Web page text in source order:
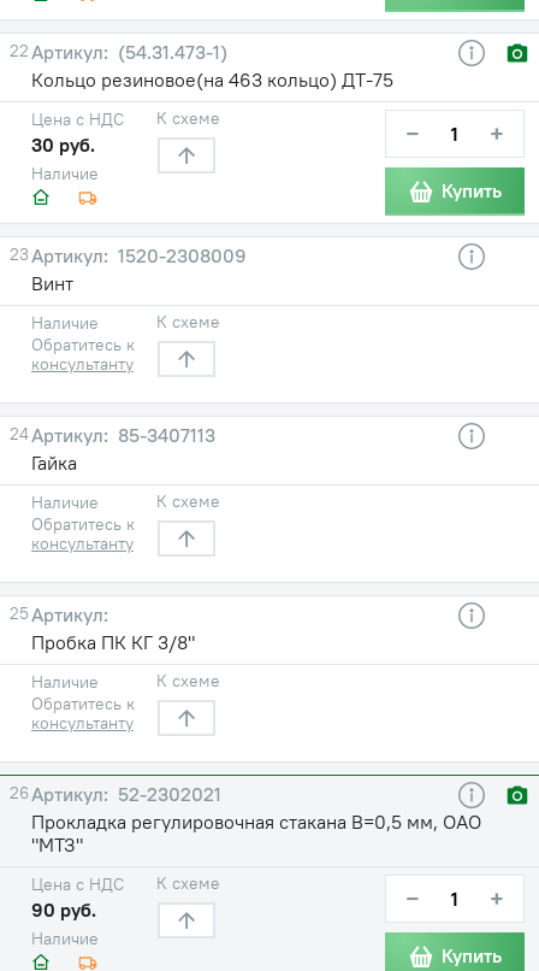
22
(54.31.473-1)
Кольцо резиновое(на 463 кольцо) ДТ-75
Наличие
Цена с НДС
30 руб.
К схеме − +
Купить
23
1520-2308009
Винт
Наличие
Обратитесь к
консультанту
К схеме
24
85-3407113
Гайка
Наличие
Обратитесь к
консультанту
К схеме
25
Пробка ПК КГ 3/8"
Наличие
Обратитесь к
консультанту
К схеме
26
52-2302021
Прокладка регулировочная стакана В=0,5 мм, ОАО
"МТЗ"
Наличие
Цена с НДС
90 руб.
К схеме − +
Купить